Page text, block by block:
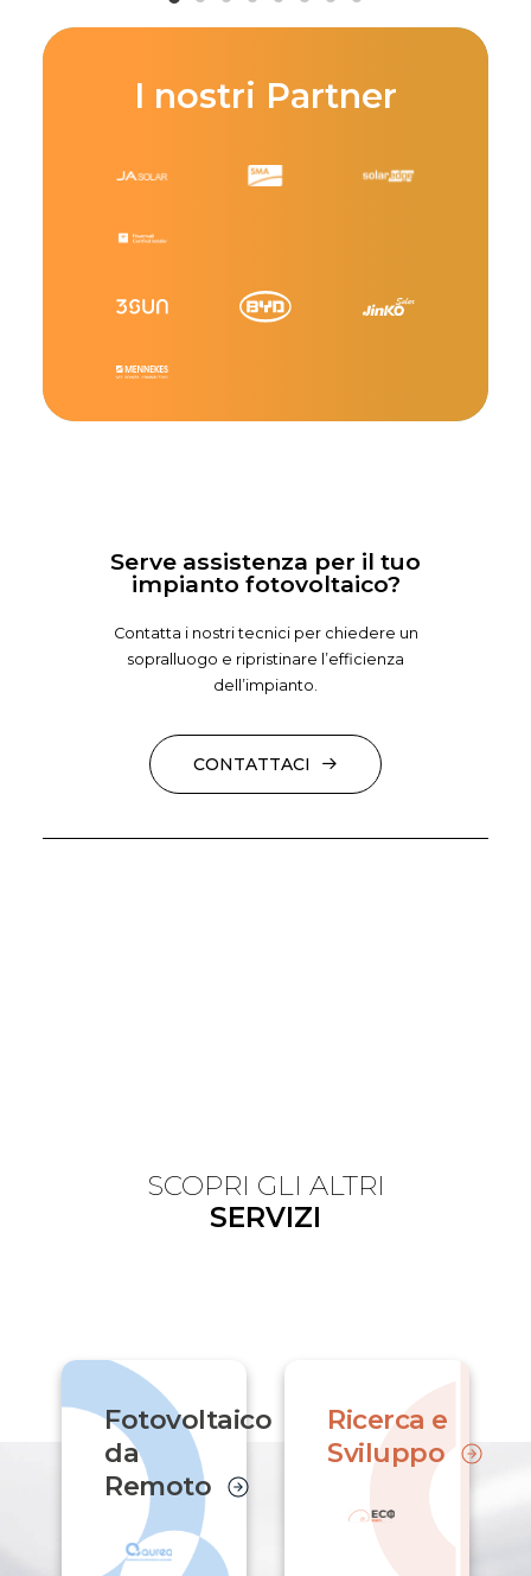
I nostri Partner
Serve assistenza per il tuo
impianto fotovoltaico?
Contatta i nostri tecnici per chiedere un
sopralluogo e ripristinare l’efficienza
dell’impianto.
CONTATTACI
SCOPRI GLI ALTRI
SERVIZI
Fotovoltaico
da
Remoto
Ricerca e
Sviluppo